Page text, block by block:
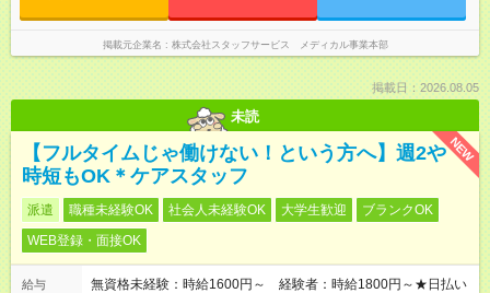
掲載元企業名 株式会社スタッフサービス メディカル事業本部
掲載日：2026.08.05
未読
NEW
【フルタイムじゃ働けない！という方へ】週2や
時短もOK＊ケアスタッフ
派遣 職種未経験OK 社会人未経験OK 大学生歓迎
ブランクOK
WEB登録・面接OK
給与
無資格未経験：時給1600円～ 経験者：時給1800円～★日払い